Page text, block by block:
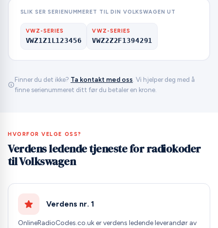
SLIK SER SERIENUMMERET TIL DIN VOLKSWAGEN UT
VWZ-SERIES
VWZ1Z1L123456
VWZ-SERIES
VWZ2Z2F1394291
Finner du det ikke? Ta kontakt med oss. Vi hjelper deg med å
finne serienummeret ditt før du betaler en krone.
HVORFOR VELGE OSS?
Verdens ledende tjeneste for radiokoder
til Volkswagen
Verdens nr. 1
OnlineRadioCodes.co.uk er verdens ledende leverandør av